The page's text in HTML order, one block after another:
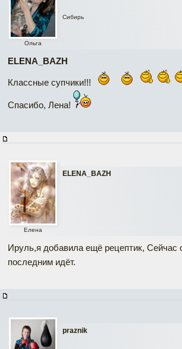
Ольга
Сибирь
ELENA_BAZH
Классные супчики!!!
Спасибо, Лена!
ELENA_BAZH
Елена
Ируль,я добавила ещё рецептик, Сейчас
последним идёт.
praznik